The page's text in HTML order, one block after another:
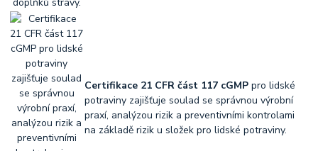
Certifikace 21 CFR část 117 cGMP pro lidské
potraviny zajišťuje soulad se správnou výrobní
praxí, analýzou rizik a preventivními kontrolami
na základě rizik u složek pro lidské potraviny.